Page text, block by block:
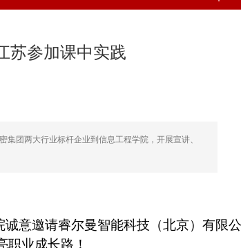
苏参加课中实践
团两大行业标杆企业到信息工程学院，开展宣讲、
意邀请睿尔曼智能科技（北京）有限公
业成长路！